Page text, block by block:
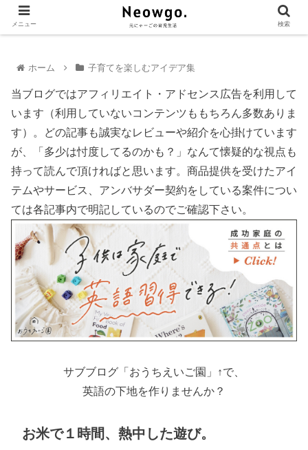
ホーム 子育てを楽しむアイデア集
当ブログではアフィリエイト・アドセンス広告を利用して
います（利用していないコンテンツももちろん多数ありま
す）。どの記事も誠実なレビューや紹介を心掛けています
が、「多少は忖度してるのかも？」なんて懐疑的な視点も
持って読んで頂ければと思います。商品提供を受けたアイ
テムやサービス、アンバサダー契約をしている案件につい
ては各記事内で明記しているのでご確認下さい。
サブブログ「おうちえいご園」↑で、
英語の下地を作りませんか？
お米で１時間、熱中した遊び。
メニュー 検索